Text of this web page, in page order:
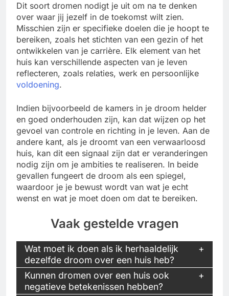
Dit soort dromen nodigt je uit om na te denken
over waar jij jezelf in de toekomst wilt zien.
Misschien zijn er specifieke doelen die je hoopt te
bereiken, zoals het stichten van een gezin of het
ontwikkelen van je carrière. Elk element van het
huis kan verschillende aspecten van je leven
reflecteren, zoals relaties, werk en persoonlijke
voldoening.
Indien bijvoorbeeld de kamers in je droom helder
en goed onderhouden zijn, kan dat wijzen op het
gevoel van controle en richting in je leven. Aan de
andere kant, als je droomt van een verwaarloosd
huis, kan dit een signaal zijn dat er veranderingen
nodig zijn om je ambities te realiseren. In beide
gevallen fungeert de droom als een spiegel,
waardoor je je bewust wordt van wat je echt
wenst en wat je moet doen om dat te bereiken.
Vaak gestelde vragen
Wat moet ik doen als ik herhaaldelijk
dezelfde droom over een huis heb?
Kunnen dromen over een huis ook
negatieve betekenissen hebben?